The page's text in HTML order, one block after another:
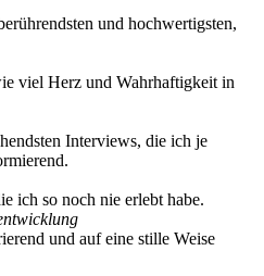
und hochwertigsten,
viel Herz und Wahrhaftigkeit in
Interviews, die ich je
ich so noch nie erlebt habe.
und auf eine stille Weise